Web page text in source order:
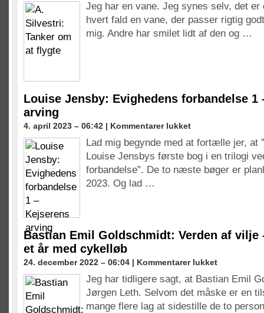
Silvestri:
Tanker
om
Jeg har en vane. Jeg synes selv, det er
hvert fald en vane, der passer rigtig
mig. Andre har smilet lidt af den og …
Louise Jensby: Evighedens forbandelse 1
arving
4. april 2023 – 06:42 | Kommentarer lukkettil
Jensby:
Evighedens
forbandelse
Lad mig begynde med at fortælle jer, at
Louise Jensbys første bog i en trilogi
forbandelse”. De to næste bøger er
2023. Og lad …
Bastian Emil Goldschmidt: Verden af vilje
et år med cykelløb
24. december 2022 – 06:04 | Kommentarer lukkettil
Emil
Goldschmidt:
Verden
Jeg har tidligere sagt, at Bastian Emil
Jørgen Leth. Selvom det måske er en
mange flere lag at sidestille de to